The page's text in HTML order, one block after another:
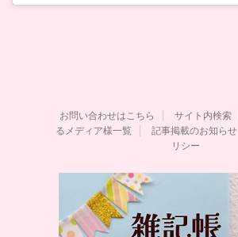
お問い合わせはこちら サイト内検索
るメディア様一覧
記事掲載のお知らせ
リシー